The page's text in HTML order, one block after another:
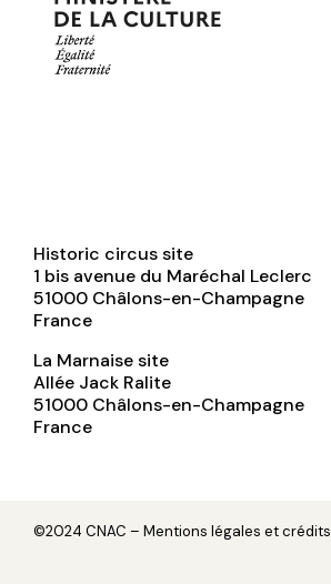
Historic circus site
1 bis avenue du Maréchal Leclerc
51000 Châlons-en-Champagne
France
La Marnaise site
Allée Jack Ralite
51000 Châlons-en-Champagne
France
©2024 CNAC – Mentions légales et crédits